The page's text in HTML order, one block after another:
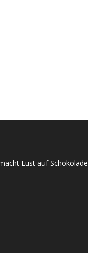
Lust auf Schokolade